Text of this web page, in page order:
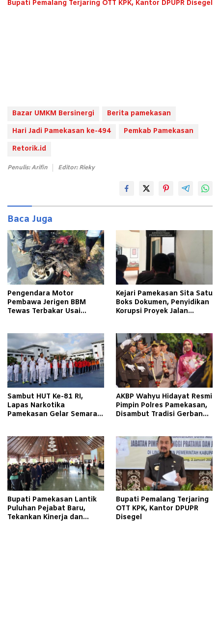
Bupati Pemalang Terjaring OTT KPK, Kantor DPUPR Disegel
Bazar UMKM Bersinergi
Berita pamekasan
Hari Jadi Pamekasan ke-494
Pemkab Pamekasan
Retorik.id
Penulis: Arifin Editor: Rieky
Baca Juga
Pengendara Motor
Pembawa Jerigen BBM
Tewas Terbakar Usai
Pamekasan
Kejari Pamekasan Sita Satu
Boks Dokumen, Penyidikan
Korupsi Proyek Jalan
Sambut HUT Ke-81 RI,
Lapas Narkotika
Pamekasan Gelar Semarak
AKBP Wahyu Hidayat Resmi
Pimpin Polres Pamekasan,
Disambut Tradisi Gerbang
Bupati Pamekasan Lantik
Puluhan Pejabat Baru,
Tekankan Kinerja dan
Bupati Pemalang Terjaring
OTT KPK, Kantor DPUPR
Disegel